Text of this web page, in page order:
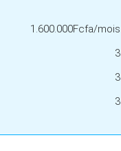
1.600.000Fcfa/mois
3
3
3